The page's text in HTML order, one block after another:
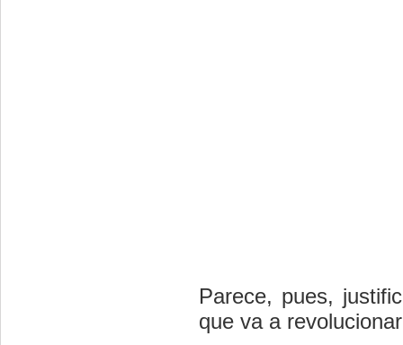
Parece, pues,
que va a